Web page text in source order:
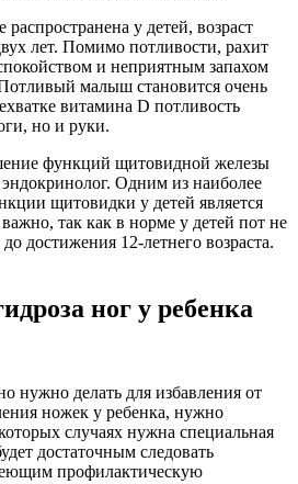
распространена у детей, возраст
лет. Помимо потливости, рахит
и неприятным запахом
малыш становится очень
витамина D потливость
но и руки.
функций щитовидной железы
Одним из наиболее
щитовидки у детей является
так как в норме у детей пот не
достижения 12-летнего возраста.
ног у ребенка
нужно делать для избавления от
ножек у ребенка, нужно
случаях нужна специальная
достаточным следовать
профилактическую